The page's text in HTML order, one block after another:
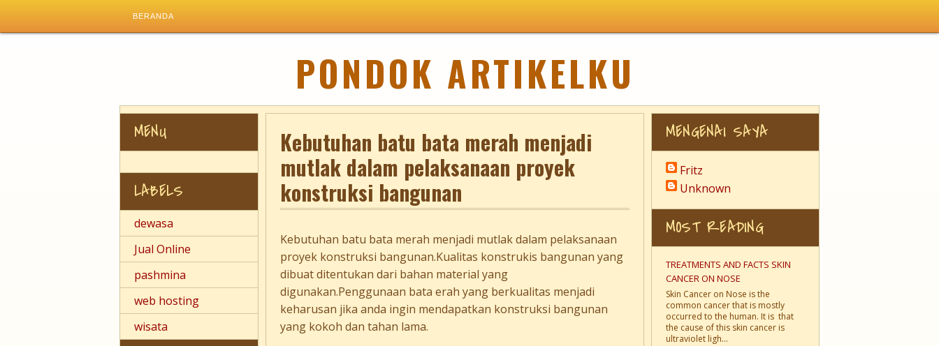
BERANDA
PONDOK ARTIKELKU
Kebutuhan batu bata merah menjadi
mutlak dalam pelaksanaan proyek
konstruksi bangunan
Kebutuhan batu bata merah menjadi mutlak dalam pelaksanaan
proyek konstruksi bangunan.Kualitas konstrukis bangunan yang
dibuat ditentukan dari bahan material yang
digunakan.Penggunaan bata erah yang berkualitas menjadi
keharusan jika anda ingin mendapatkan konstruksi bangunan
yang kokoh dan tahan lama.
MENU
LABELS
dewasa
Jual Online
pashmina
web hosting
wisata
MENGENAI SAYA
Fritz
Unknown
MOST READING
TREATMENTS AND FACTS SKIN
CANCER ON NOSE
Skin Cancer on Nose is the
common cancer that is mostly
occurred to the human. It is that
the cause of this skin cancer is
ultraviolet ligh...